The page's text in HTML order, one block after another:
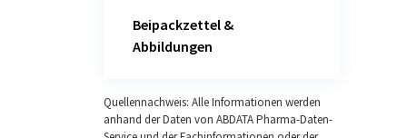
Beipackzettel &
Abbildungen
Quellennachweis: Alle Informationen werden
anhand der Daten von ABDATA Pharma-Daten-